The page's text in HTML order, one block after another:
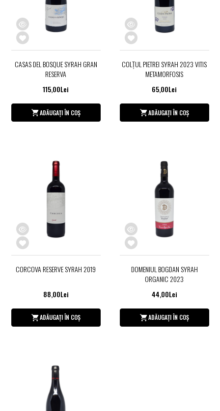
CASAS DEL BOSQUE SYRAH GRAN
RESERVA
115,00Lei
ADĂUGAȚI ÎN COȘ
COLŢUL PIETREI SYRAH 2023 VITIS
METAMORFOSIS
65,00Lei
ADĂUGAȚI ÎN COȘ
CORCOVA RESERVE SYRAH 2019
88,00Lei
ADĂUGAȚI ÎN COȘ
DOMENIUL BOGDAN SYRAH
ORGANIC 2023
44,00Lei
ADĂUGAȚI ÎN COȘ